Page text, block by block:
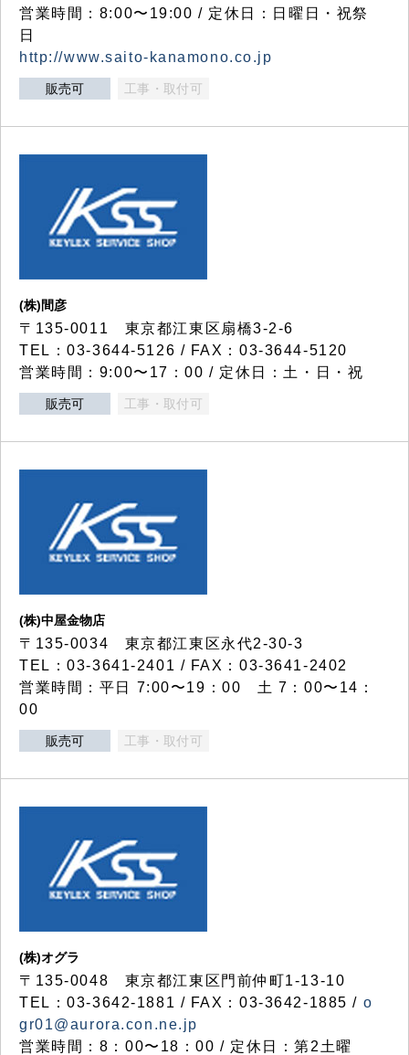
営業時間：8:00〜19:00 / 定休日：日曜日・祝祭
日
http://www.saito-kanamono.co.jp
販売可 工事・取付可
(株)間彦
〒135-0011 東京都江東区扇橋3-2-6
TEL：03-3644-5126 / FAX：03-3644-5120
営業時間：9:00〜17：00 / 定休日：土・日・祝
販売可 工事・取付可
(株)中屋金物店
〒135-0034 東京都江東区永代2-30-3
TEL：03-3641-2401 / FAX：03-3641-2402
営業時間：平日 7:00〜19：00 土 7：00〜14：
00
販売可 工事・取付可
(株)オグラ
〒135-0048 東京都江東区門前仲町1-13-10
TEL：03-3642-1881 / FAX：03-3642-1885 / o
gr01@aurora.con.ne.jp
営業時間：8：00〜18：00 / 定休日：第2土曜